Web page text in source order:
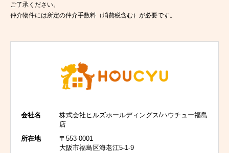
ご了承ください。
仲介物件には所定の仲介手数料（消費税含む）が必要です。
会社名
株式会社ヒルズホールディングス/ハウチュー福島
店
所在地
〒553-0001
大阪市福島区海老江5-1-9